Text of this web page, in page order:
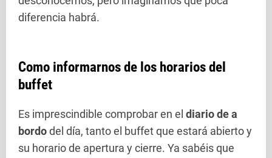
diferencia habrá.
Como informarnos de los horarios del
buffet
Es imprescindible comprobar en el diario de a
bordodel día, tanto el buffet que estará abierto y
su horario de apertura y cierre. Ya sabéis que